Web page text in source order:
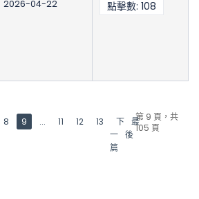
2026-04-22 點擊數: 108
第 9 頁，共
105 頁
8 9 ... 11 12 13
下
一
篇
最
後